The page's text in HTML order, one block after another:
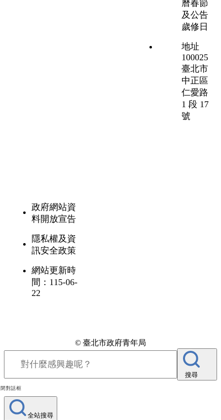
曆春節
及公告
歲修日
地址
100025
臺北市
中正區
仁愛路
1 段 17
號
政府網站資
料開放宣告
隱私權及資
訊安全政策
網站更新時
間：115-06-
22
© 臺北市政府青年局
搜尋
對話框
全站搜尋